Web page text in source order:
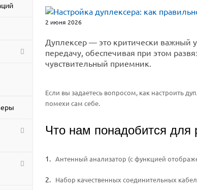
2 июня 2026
Дуплексер — это критически важный
передачу, обеспечивая при этом
чувствительный приемник.
Если вы задаетесь вопросом, как настроить
помехи сам себе.
Что нам понадобится для
Антенный анализатор (с функцией
Набор качественных соединительных